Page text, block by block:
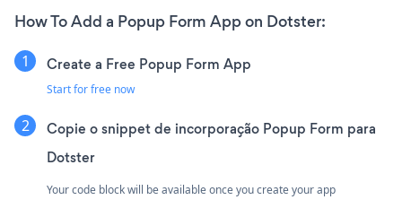
How To Add a Popup Form App on Dotster:
Create a Free Popup Form App
Start for free now
Copie o snippet de incorporação Popup Form para
Dotster
Your code block will be available once you create your app